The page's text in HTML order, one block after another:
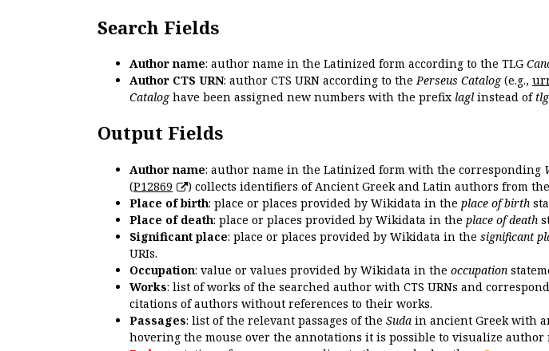
Search Fields
Author name: author name in the Latinized form according to the TLG
Author CTS URN: author CTS URN according to thePerseus Catalog(e.g.,
Cataloghave been assigned new numbers with the prefix lagl instead of tlg
Output Fields
Author name: author name in the Latinized form with the corresponding
(P12869
) collects identifiers of Ancient Greek and Latin authors from the
Place of birth: place or places provided by Wikidata in the place of birth
Place of death: place or places provided by Wikidata in the place of death
Significant place: place or places provided by Wikidata in the significant
URIs.
Occupation: value or values provided by Wikidata in the occupation
Works: list of works of the searched author with CTS URNs and
citations of authors without references to their works.
Passages: list of the relevant passages of the Suda in ancient Greek with
hovering the mouse over the annotations it is possible to visualize